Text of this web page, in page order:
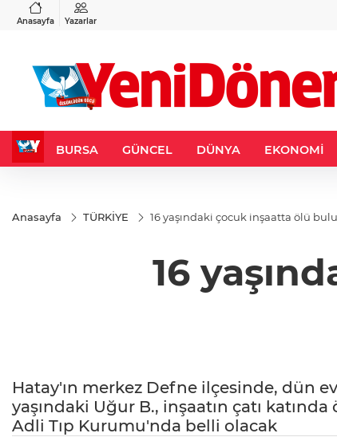
Anasayfa Yazarlar
%-0,22
BURSA GÜNCEL DÜNYA EKONOMİ
Anasayfa TÜRKİYE 16 yaşındaki çocuk inşaatta ölü
16
Hatay'ın merkez Defne ilçesinde, dün
yaşındaki Uğur B., inşaatın çatı
Adli Tıp Kurumu'nda belli olacak